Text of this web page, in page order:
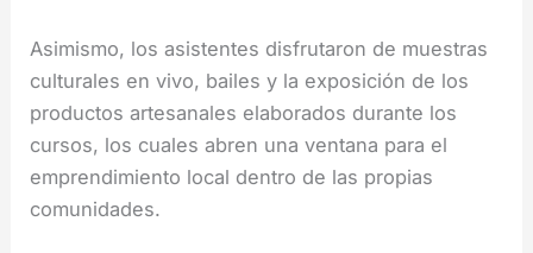
Asimismo, los asistentes disfrutaron de muestras
culturales en vivo, bailes y la exposición de los
productos artesanales elaborados durante los
cursos, los cuales abren una ventana para el
emprendimiento local dentro de las propias
comunidades.